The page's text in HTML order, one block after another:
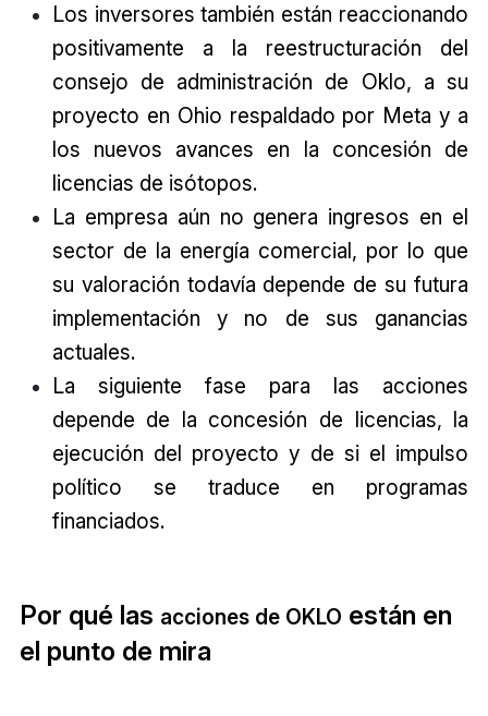
Los inversores también están reaccionando
positivamente a la reestructuración del
consejo de administración de Oklo, a su
proyecto en Ohio respaldado por Meta y a
los nuevos avances en la concesión de
licencias de isótopos.
La empresa aún no genera ingresos en el
sector de la energía comercial, por lo que
su valoración todavía depende de su futura
implementación y no de sus ganancias
actuales.
La siguiente fase para las acciones
depende de la concesión de licencias, la
ejecución del proyecto y de si el impulso
político se traduce en programas
financiados.
Por qué las acciones de OKLO están en
el punto de mira